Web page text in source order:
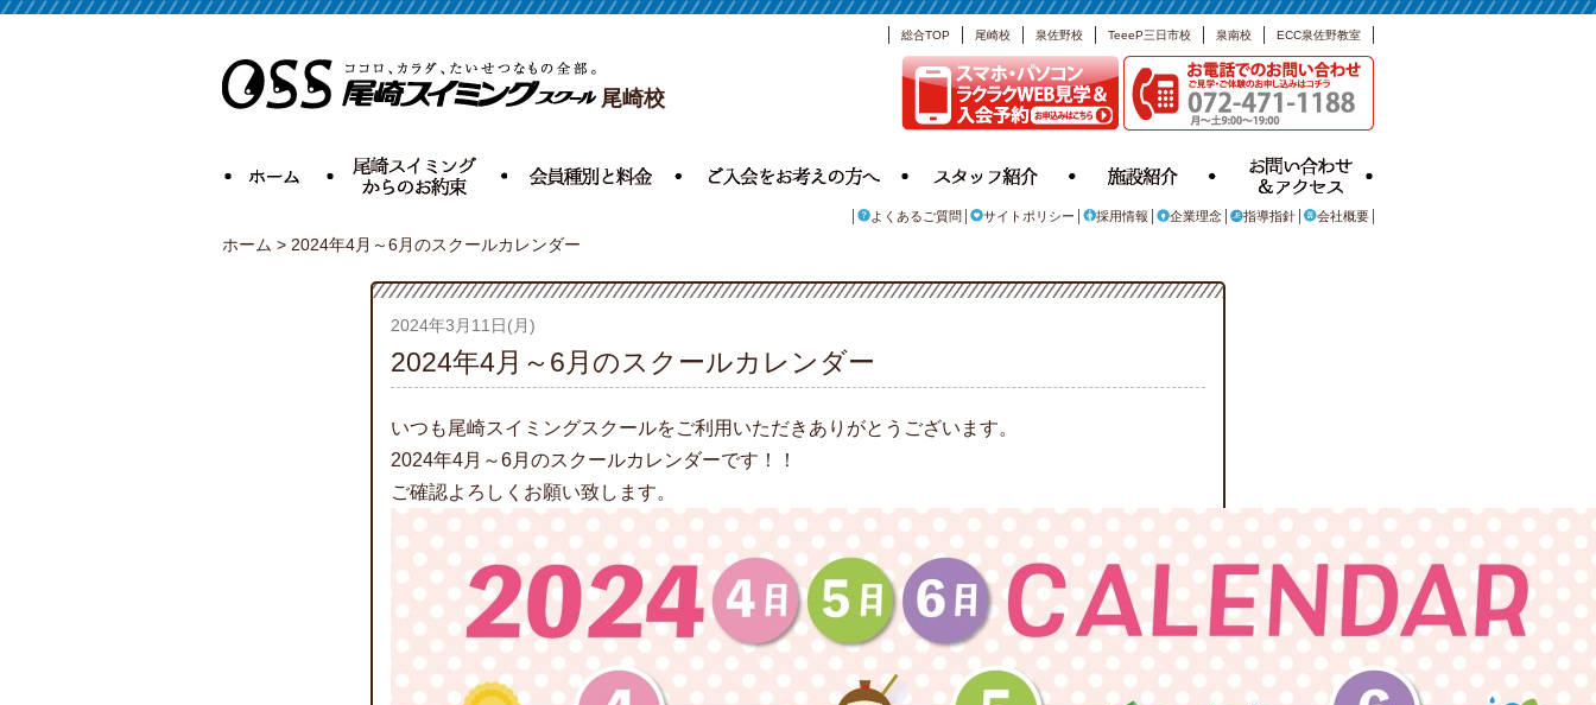
総合TOP 尾崎校 泉佐野校 TeeeP三日市校 泉南校 ECC泉佐野教室
尾崎校
よくあるご質問 サイトポリシー 採用情報 企業理念 指導指針 会社概要
ホーム > 2024年4月～6月のスクールカレンダー
2024年3月11日(月)
2024年4月～6月のスクールカレンダー
いつも尾崎スイミングスクールをご利用いただきありがとうございます。
2024年4月～6月のスクールカレンダーです！！
ご確認よろしくお願い致します。